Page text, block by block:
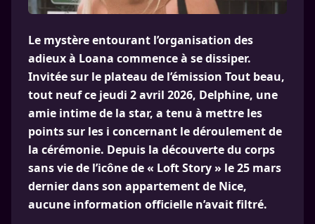
Le mystère entourant l’organisation des
adieux à Loana commence à se dissiper.
Invitée sur le plateau de l’émission Tout beau,
tout neuf ce jeudi 2 avril 2026, Delphine, une
amie intime de la star, a tenu à mettre les
points sur les i concernant le déroulement de
la cérémonie. Depuis la découverte du corps
sans vie de l’icône de « Loft Story » le 25 mars
dernier dans son appartement de Nice,
aucune information officielle n’avait filtré.